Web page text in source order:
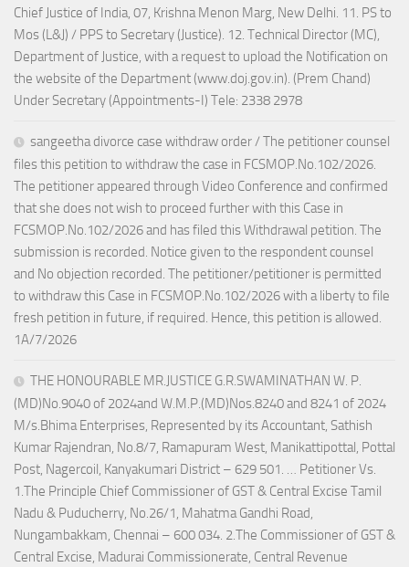
Chief Justice of India, 07, Krishna Menon Marg, New Delhi. 11. PS to
Mos (L&J) / PPS to Secretary (Justice). 12. Technical Director (MC),
Department of Justice, with a request to upload the Notification on
the website of the Department (www.doj.gov.in). (Prem Chand)
Under Secretary (Appointments-I) Tele: 2338 2978
sangeetha divorce case withdraw order / The petitioner counsel
files this petition to withdraw the case in FCSMOP.No.102/2026.
The petitioner appeared through Video Conference and confirmed
that she does not wish to proceed further with this Case in
FCSMOP.No.102/2026 and has filed this Withdrawal petition. The
submission is recorded. Notice given to the respondent counsel
and No objection recorded. The petitioner/petitioner is permitted
to withdraw this Case in FCSMOP.No.102/2026 with a liberty to file
fresh petition in future, if required. Hence, this petition is allowed.
1A/7/2026
THE HONOURABLE MR.JUSTICE G.R.SWAMINATHAN W. P.
(MD)No.9040 of 2024and W.M.P.(MD)Nos.8240 and 8241 of 2024
M/s.Bhima Enterprises, Represented by its Accountant, Sathish
Kumar Rajendran, No.8/7, Ramapuram West, Manikattipottal, Pottal
Post, Nagercoil, Kanyakumari District – 629 501. … Petitioner Vs.
1.The Principle Chief Commissioner of GST & Central Excise Tamil
Nadu & Puducherry, No.26/1, Mahatma Gandhi Road,
Nungambakkam, Chennai – 600 034. 2.The Commissioner of GST &
Central Excise, Madurai Commissionerate, Central Revenue